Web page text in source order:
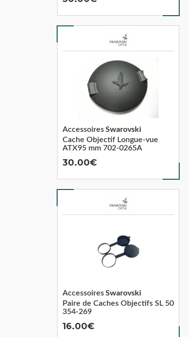
Cache Objectif Longue-vue
ATX95 mm 702-0265A
AccessoiresSwarovski
30.00
Paire de Caches Objectifs SL 50
354-269
AccessoiresSwarovski
16.00